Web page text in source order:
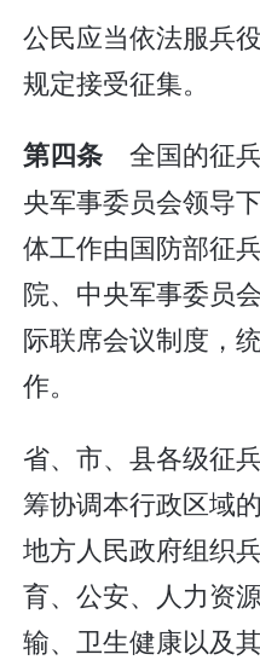
公民应当依法服兵
规定接受征集。
第四条 全国的征
央军事委员会领导
体工作由国防部征
院、中央军事委员
际联席会议制度，
作。
省、市、县各级征
筹协调本行政区域
地方人民政府组织
育、公安、人力资
输、卫生健康以及